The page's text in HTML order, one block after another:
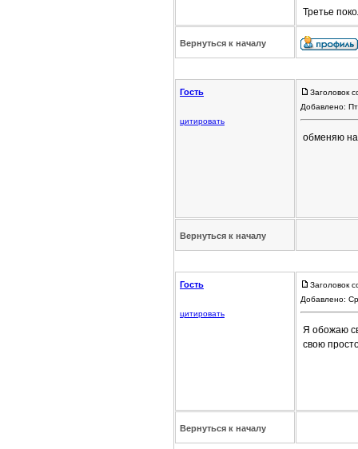
Третье
Вернуться к началу
Гость
цитировать
Заголовок
Добавлено:
обменяю
Вернуться к началу
Гость
цитировать
Заголовок
Добавлено:
Я обожаю
свою
Вернуться к началу